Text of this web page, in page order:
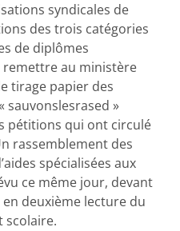
syndicales de
des trois catégories
de diplômes
remettre au ministère
tirage papier des
sauvonslesrased »
pétitions qui ont circulé
rassemblement des
spécialisées aux
ce même jour, devant
en deuxième lecture du
scolaire.